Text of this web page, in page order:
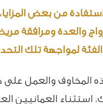
من بعض
والعدة ومرافقة
لمواجهة تلك
المخاوف والعمل على
استثناء العمانيين